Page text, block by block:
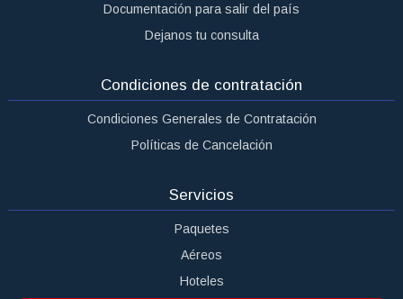
Documentación para salir del país
Dejanos tu consulta
Condiciones de contratación
Condiciones Generales de Contratación
Políticas de Cancelación
Servicios
Paquetes
Aéreos
Hoteles